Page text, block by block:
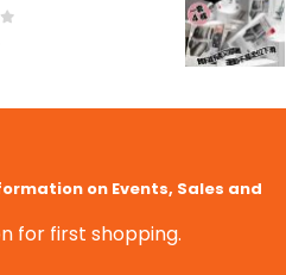
of 5
on Events, Sales and
for first shopping.